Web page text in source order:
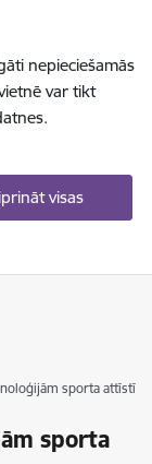
nepieciešamās
var tikt
visas
sporta attīstībai
sporta